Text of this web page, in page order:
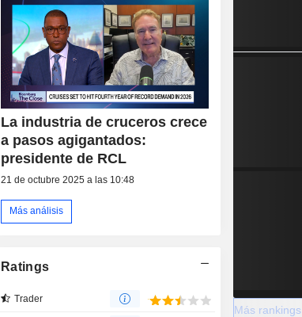
La industria de cruceros crece
a pasos agigantados:
presidente de RCL
21 de octubre 2025 a las 10:48
Más análisis
Ratings
Trader
Más rankings